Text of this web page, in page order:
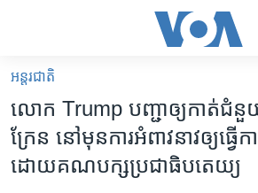
គេហទំព័រ​
ទាក់ទង
រំលង​
និង​
ចូល​
អន្តរជាតិ
អាមេរិក
អន្តរជាតិ
លោក Trump បញ្ជា​ឲ្យ​កាត់​ជំ
ក្រែន​ នៅ​មុន​ការ​អំពាវនាវ​ឲ្យ​ធ្វើ​
ដោយ​គណបក្ស​ប្រជាធិបតេយ្យ